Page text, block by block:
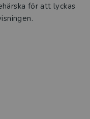
för att lyckas